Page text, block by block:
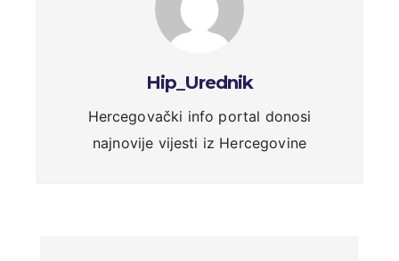
Hip_Urednik
Hercegovački info portal donosi
najnovije vijesti iz Hercegovine